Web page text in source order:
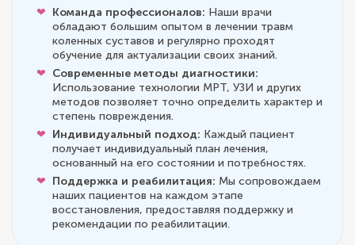
Команда профессионалов: Наши врачи
обладают большим опытом в лечении травм
коленных суставов и регулярно проходят
обучение для актуализации своих знаний.
Современные методы диагностики:
Использование технологии МРТ, УЗИ и других
методов позволяет точно определить характер и
степень повреждения.
Индивидуальный подход: Каждый пациент
получает индивидуальный план лечения,
основанный на его состоянии и потребностях.
Поддержка и реабилитация: Мы сопровождаем
наших пациентов на каждом этапе
восстановления, предоставляя поддержку и
рекомендации по реабилитации.